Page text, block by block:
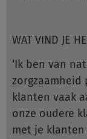
WAT VIND JE
‘Ik ben van
zorgzaamheid
klanten vaak
onze oudere
met je klanten